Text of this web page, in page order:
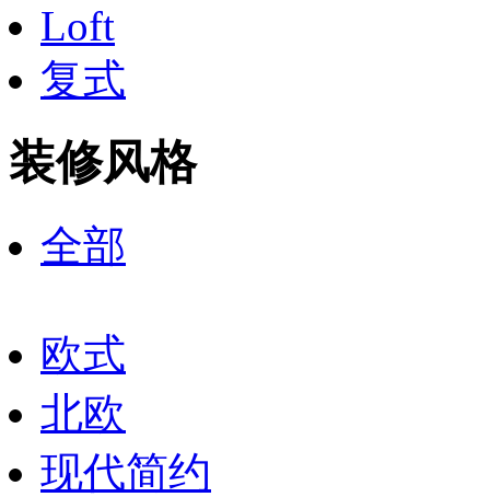
Loft
复式
装修风格
全部
欧式
北欧
现代简约